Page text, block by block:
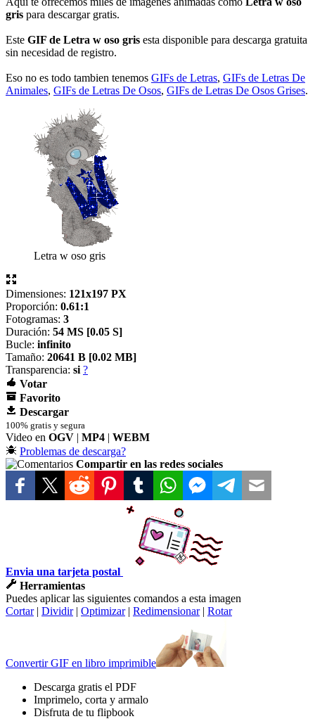
gris para descargar gratis.
Este GIF de Letra w oso gris esta disponible para descarga gratuita
sin necesidad de registro.
Eso no es todo tambien tenemos GIFs de Letras, GIFs de Letras De
Animales, GIFs de Letras De Osos, GIFs de Letras De Osos Grises.
Letra w oso gris
Dimensiones: 121x197 PX
Proporción: 0.61:1
Fotogramas: 3
Duración: 54 MS [0.05 S]
Bucle: infinito
Tamaño: 20641 B [0.02 MB]
Transparencia: si ?
Votar
Favorito
Descargar
100% gratis y segura
Video en OGV | MP4 | WEBM
Problemas de descarga?
Compartir en las redes sociales
Envia una tarjeta postal
Herramientas
Puedes aplicar las siguientes comandos a esta imagen
Cortar| Dividir| Optimizar| Redimensionar| Rotar
Convertir GIF en libro imprimible
Descarga gratis el PDF
Imprimelo, corta y armalo
Disfruta de tu flipbook